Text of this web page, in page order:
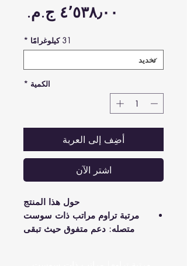
31 كيلوغرامًا *
الكمية *
أضِف إلى العربة
اشترِ الآن
حول هذا المنتج
مرتبة تراوم مراتب ذات سوست
متصله: دعم متفوق حيث تبقى